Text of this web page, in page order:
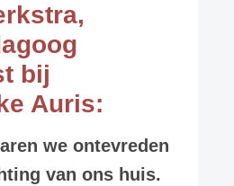
bij
Auris:
we ontevreden
van ons huis.